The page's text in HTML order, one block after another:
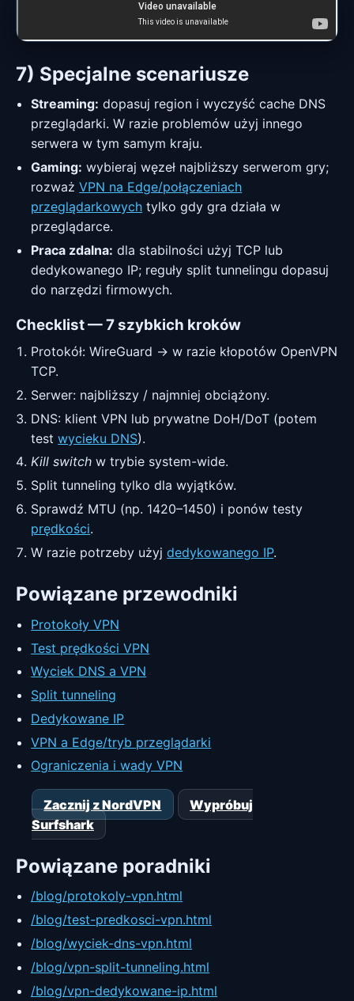
Nie widzisz wideo? Otwórz w YouTube:
7) Specjalne scenariusze
Streaming: dopasuj region i wyczyść cache DNS
przeglądarki. W razie problemów użyj innego
serwera w tym samym kraju.
Gaming: wybieraj węzeł najbliższy serwerom gry;
rozważVPN na Edge/połączeniach
przeglądarkowych tylko gdy gra działa w
przeglądarce.
Praca zdalna: dla stabilności użyj TCP lub
dedykowanego IP; reguły split tunnelingu dopasuj
do narzędzi firmowych.
Checklist — 7 szybkich kroków
Protokół: WireGuard → w razie kłopotów OpenVPN
TCP.
Serwer: najbliższy / najmniej obciążony.
DNS: klient VPN lub prywatne DoH/DoT (potem
testwycieku DNS).
Kill switch w trybie system-wide.
Split tunneling tylko dla wyjątków.
Sprawdź MTU (np. 1420–1450) i ponów testy
prędkości.
W razie potrzeby użyjdedykowanego IP.
Powiązane przewodniki
Protokoły VPN
Test prędkości VPN
Wyciek DNS a VPN
Split tunneling
Dedykowane IP
VPN a Edge/tryb przeglądarki
Ograniczenia i wady VPN
Zacznij z NordVPN
Wypróbuj
Surfshark
Powiązane poradniki
/blog/protokoly-vpn.html
/blog/test-predkosci-vpn.html
/blog/wyciek-dns-vpn.html
/blog/vpn-split-tunneling.html
/blog/vpn-dedykowane-ip.html